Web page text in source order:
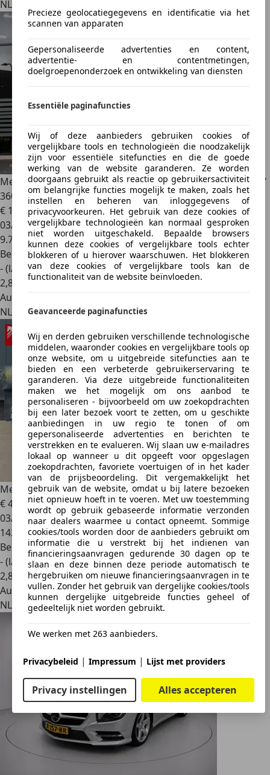
Precieze geolocatiegegevens en identificatie via het
scannen van apparaten
Gepersonaliseerde advertenties en content,
advertentie- en contentmetingen,
doelgroepenonderzoek en ontwikkeling van diensten
Essentiële paginafuncties
Wij of deze aanbieders gebruiken cookies of
vergelijkbare tools en technologieën die noodzakelijk
zijn voor essentiële sitefuncties en die de goede
werking van de website garanderen. Ze worden
doorgaans gebruikt als reactie op gebruikersactiviteit
om belangrijke functies mogelijk te maken, zoals het
instellen en beheren van inloggegevens of
privacyvoorkeuren. Het gebruik van deze cookies of
vergelijkbare technologieën kan normaal gesproken
niet worden uitgeschakeld. Bepaalde browsers
kunnen deze cookies of vergelijkbare tools echter
blokkeren of u hierover waarschuwen. Het blokkeren
van deze cookies of vergelijkbare tools kan de
functionaliteit van de website beïnvloeden.
Geavanceerde paginafuncties
Wij en derden gebruiken verschillende technologische
middelen, waaronder cookies en vergelijkbare tools op
onze website, om u uitgebreide sitefuncties aan te
bieden en een verbeterde gebruikerservaring te
garanderen. Via deze uitgebreide functionaliteiten
maken we het mogelijk om ons aanbod te
personaliseren - bijvoorbeeld om uw zoekopdrachten
bij een later bezoek voort te zetten, om u geschikte
aanbiedingen in uw regio te tonen of om
gepersonaliseerde advertenties en berichten te
verstrekken en te evalueren. Wij slaan uw e-mailadres
lokaal op wanneer u dit opgeeft voor opgeslagen
zoekopdrachten, favoriete voertuigen of in het kader
van de prijsbeoordeling. Dit vergemakkelijkt het
gebruik van de website, omdat u bij latere bezoeken
niet opnieuw hoeft in te voeren. Met uw toestemming
wordt op gebruik gebaseerde informatie verzonden
naar dealers waarmee u contact opneemt. Sommige
cookies/tools worden door de aanbieders gebruikt om
informatie die u verstrekt bij het indienen van
financieringsaanvragen gedurende 30 dagen op te
slaan en deze binnen deze periode automatisch te
hergebruiken om nieuwe financieringsaanvragen in te
vullen. Zonder het gebruik van dergelijke cookies/tools
kunnen dergelijke uitgebreide functies geheel of
gedeeltelijk niet worden gebruikt.
We werken met 263 aanbieders.
Privacybeleid | Impressum | Lijst met providers
Privacy instellingen Alles accepteren
NL 5145 NA
Mercedes-Benz SL 63 AMG4MATIC+ / Burmester / Carbon /
360 / Active Ride C
€ 169.950
03/2023
9.739 km
Benzine
- (l/100 km)
2,8
Autobedrijf
NL 6951 KM
Mercedes-Benz SL 63 AMG
€ 47.450
03/2009
142.025 km
Benzine
- (l/100 km)
2,8
Autobedrijf
NL 7471 ST